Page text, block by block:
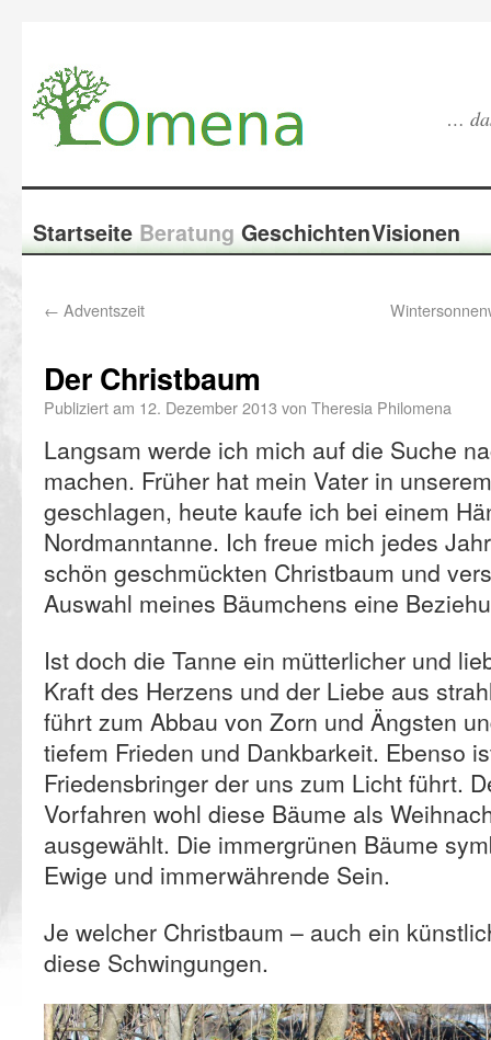
…
Startseite Beratung GeschichtenVisionen
← Adventszeit
Der Christbaum
Publiziert am 12. Dezember 2013 von Theresia Philomena
Langsam werde ich mich auf die Suche
machen. Früher hat mein Vater in
geschlagen, heute kaufe ich bei einem
Nordmanntanne. Ich freue mich jedes
schön geschmückten Christbaum und
Auswahl meines Bäumchens eine
Ist doch die Tanne ein mütterlicher und
Kraft des Herzens und der Liebe aus
führt zum Abbau von Zorn und Ängsten
tiefem Frieden und Dankbarkeit. Ebenso
Friedensbringer der uns zum Licht führt.
Vorfahren wohl diese Bäume als
ausgewählt. Die immergrünen Bäume
Ewige und immerwährende Sein.
Je welcher Christbaum – auch ein
diese Schwingungen.